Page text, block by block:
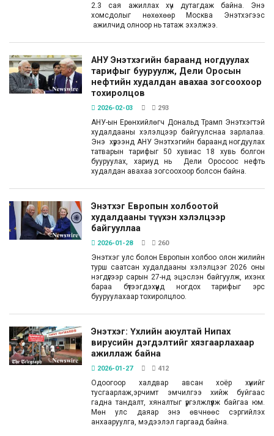
2.3 сая ажиллах хүч дутагдаж байна. Энэ
хомсдолыг нөхөхөөр Москва Энэтхэгээс
ажилчид олноор нь татаж эхэлжээ.
АНУ Энэтхэгийн бараанд ногдуулах
тарифыг бууруулж, Дели Оросын
нефтийн худалдан авахаа зогсоохоор
тохиролцов
2026-02-03 293
АНУ-ын Ерөнхийлөгч Дональд Трамп Энэтхэгтэй
худалдааны хэлэлцээр байгуулснаа зарлалаа.
Энэ хүрээнд АНУ Энэтхэгийн бараанд ногдуулах
татварын тарифыг 50 хувиас 18 хувь болгон
бууруулах, хариуд нь Дели Оросоос нефть
худалдан авахаа зогсоохоор болсон байна.
Энэтхэг Европын холбоотой
худалдааны түүхэн хэлэлцээр
байгууллаа
2026-01-28 260
Энэтхэг улс болон Европын холбоо олон жилийн
турш саатсан худалдааны хэлэлцээг 2026 оны
нэгдүгээр сарын 27-нд эцэслэн байгуулж, ихэнх
бараа бүтээгдэхүүнд ногдох тарифыг эрс
бууруулахаар тохиролцлоо.
Энэтхэг: Үхлийн аюултай Нипах
вирусийн дэгдэлтийг хязгаарлахаар
ажиллаж байна
2026-01-27 412
Одоогоор халдвар авсан хоёр хүнийг
тусгаарлаж,эрчимт эмчилгээ хийж буйгаас
гадна тандалт, хяналтыг үргэлжлүүлж байгаа юм.
Мөн улс даяар энэ өвчнөөс сэргийлэх
анхааруулга, мэдээлэл гаргаад байна.